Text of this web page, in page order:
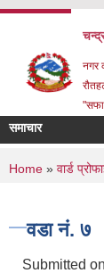
नगर
"सफा
समाचार
You
Home » वार्ड
वडा नं. ७
Submitted